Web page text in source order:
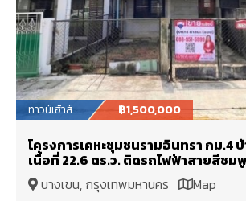
ทาวน์เฮ้าส์ ฿1,500,000
โครงการเคหะชุมชนรามอินทรา กม.4
เนื้อที่ 22.6 ตร.ว. ติดรถไฟฟ้าสายสีชม
มัยลาภ จากหมู่บ้านเพียง 50 เมตร ตรง
มี ศูนย์การค้า East Park
บางเขน, กรุงเทพมหานคร Map